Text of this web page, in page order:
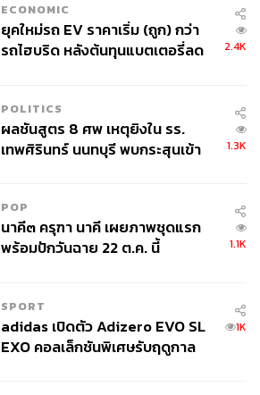
ECONOMIC
ยุคใหม่รถ EV ราคาเริ่ม (ถูก) กว่า
รถไฮบริด หลังต้นทุนแบตเตอรี่ลด
2.4K
POLITICS
ผลชันสูตร 8 ศพ เหตุยิงใน รร.
เทพศิรินทร์ นนทบุรี พบกระสุนเข้า
1.3K
POP
นาคี๓ ครุฑา นาคี เผยภาพชุดแรก
พร้อมปักวันฉาย 22 ต.ค. นี้
1.1K
SPORT
adidas เปิดตัว Adizero EVO SL
EXO คอลเล็กชันพิเศษรับฤดูกาล
1K